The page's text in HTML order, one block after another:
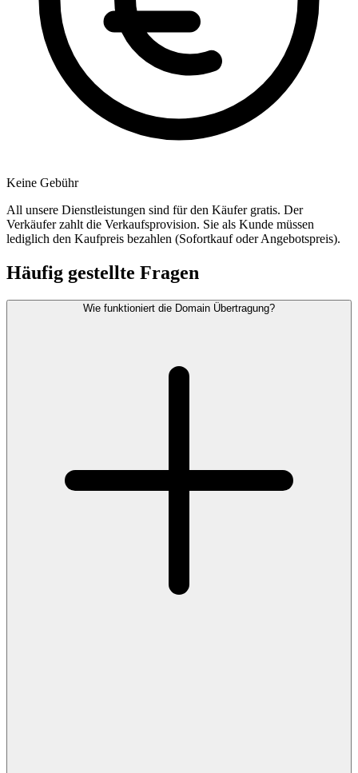
Keine Gebühr
All unsere Dienstleistungen sind für den Käufer gratis. Der
Verkäufer zahlt die Verkaufsprovision. Sie als Kunde müssen
lediglich den Kaufpreis bezahlen (Sofortkauf oder Angebotspreis).
Häufig gestellte Fragen
Wie funktioniert die Domain Übertragung?